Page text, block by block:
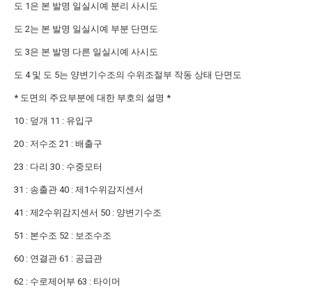
도 1은 본 발명 일실시예 분리 사시도
도 2는 본 발명 일실시예 부분 단면도
도 3은 본 발명 다른 일실시예 사시도
도 4 및 도 5는 양변기수조의 수위조절부 작동 상태 단면도
* 도면의 주요부분에 대한 부호의 설명 *
10 : 덮개 11 : 유입구
20 : 저수조 21 : 배출구
23 : 다리 30 : 수중모터
31 : 송출관 40 : 제1수위감지센서
41 : 제2수위감지센서 50 : 양변기수조
51 : 본수조 52 : 보조수조
60 : 연결관 61 : 공급관
62 : 수로제어부 63 : 타이머